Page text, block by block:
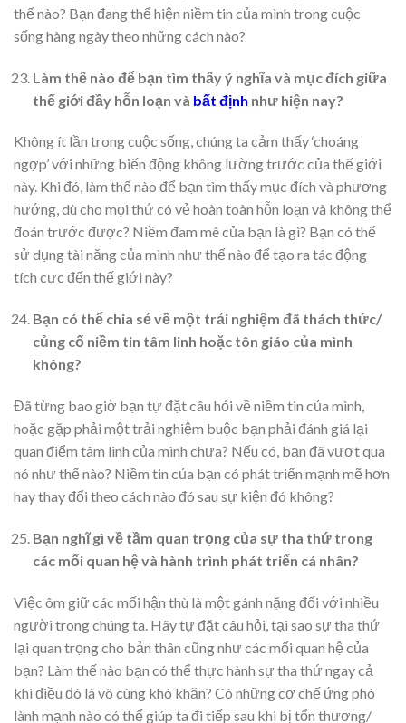
thế nào? Bạn đang thể hiện niềm tin của mình trong cuộc
sống hàng ngày theo những cách nào?
Làm thế nào để bạn tìm thấy ý nghĩa và mục đích giữa
thế giới đầy hỗn loạn và bất định như hiện nay?
Không ít lần trong cuộc sống, chúng ta cảm thấy ‘choáng
ngợp’ với những biến động không lường trước của thế giới
này. Khi đó, làm thế nào để bạn tìm thấy mục đích và phương
hướng, dù cho mọi thứ có vẻ hoàn toàn hỗn loạn và không thể
đoán trước được? Niềm đam mê của bạn là gì? Bạn có thể
sử dụng tài năng của mình như thế nào để tạo ra tác động
tích cực đến thế giới này?
Bạn có thể chia sẻ về một trải nghiệm đã thách thức/
củng cố niềm tin tâm linh hoặc tôn giáo của mình
không?
Đã từng bao giờ bạn tự đặt câu hỏi về niềm tin của mình,
hoặc gặp phải một trải nghiệm buộc bạn phải đánh giá lại
quan điểm tâm linh của mình chưa? Nếu có, bạn đã vượt qua
nó như thế nào? Niềm tin của bạn có phát triển mạnh mẽ hơn
hay thay đổi theo cách nào đó sau sự kiện đó không?
Bạn nghĩ gì về tầm quan trọng của sự tha thứ trong
các mối quan hệ và hành trình phát triển cá nhân?
Việc ôm giữ các mối hận thù là một gánh nặng đối với nhiều
người trong chúng ta. Hãy tự đặt câu hỏi, tại sao sự tha thứ
lại quan trọng cho bản thân cũng như các mối quan hệ của
bạn? Làm thế nào bạn có thể thực hành sự tha thứ ngay cả
khi điều đó là vô cùng khó khăn? Có những cơ chế ứng phó
lành mạnh nào có thể giúp ta đi tiếp sau khi bị tổn thương/